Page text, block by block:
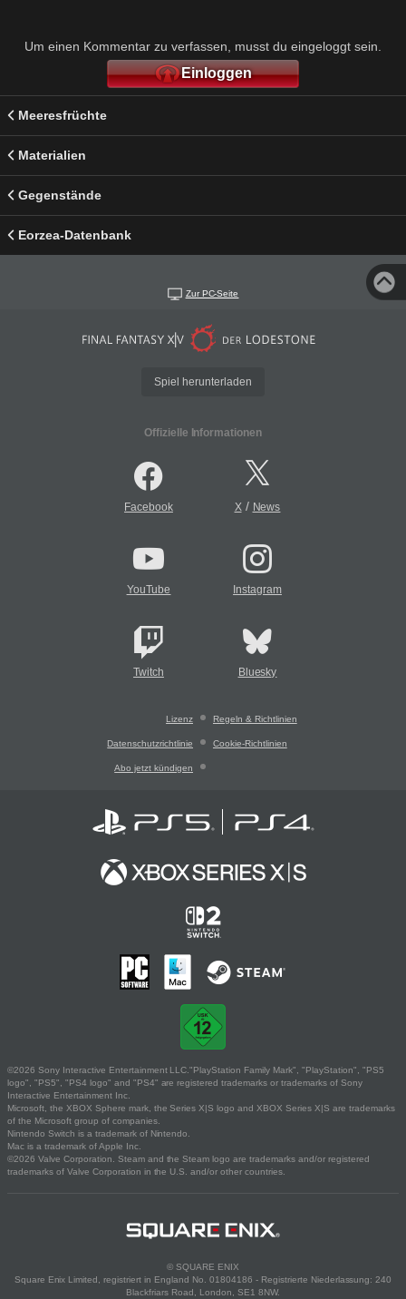
Um einen Kommentar zu verfassen, musst du eingeloggt sein.
Einloggen
Meeresfrüchte
Materialien
Gegenstände
Eorzea-Datenbank
Zur PC-Seite
Spiel herunterladen
Offizielle Informationen
Facebook X/ News
YouTube Instagram
Twitch Bluesky
Lizenz Regeln & Richtlinien
Datenschutzrichtlinie Cookie-Richtlinien
Abo jetzt kündigen
©2026 Sony Interactive Entertainment LLC."PlayStation Family Mark", "PlayStation", "PS5
logo", "PS5", "PS4 logo" and "PS4" are registered trademarks or trademarks of Sony
Interactive Entertainment Inc.
Microsoft, the XBOX Sphere mark, the Series X|S logo and XBOX Series X|S are trademarks
of the Microsoft group of companies.
Nintendo Switch is a trademark of Nintendo.
Mac is a trademark of Apple Inc.
©2026 Valve Corporation. Steam and the Steam logo are trademarks and/or registered
trademarks of Valve Corporation in the U.S. and/or other countries.
© SQUARE ENIX
Square Enix Limited, registriert in England No. 01804186 - Registrierte Niederlassung: 240
Blackfriars Road, London, SE1 8NW.